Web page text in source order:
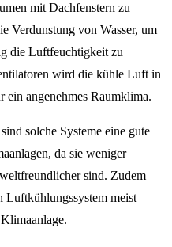
mit Dachfenstern zu
Verdunstung von Wasser, um
die Luftfeuchtigkeit zu
wird die kühle Luft in
ein angenehmes Raumklima.
solche Systeme eine gute
da sie weniger
sind. Zudem
Luftkühlungssystem meist